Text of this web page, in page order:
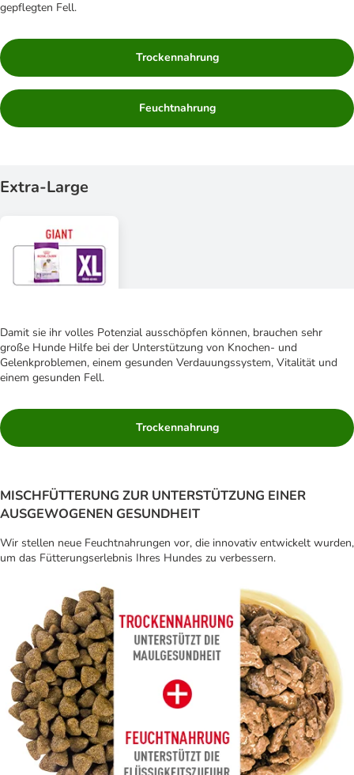
gepflegten Fell.
Trockennahrung
Feuchtnahrung
Extra-Large
Damit sie ihr volles Potenzial ausschöpfen können, brauchen sehr
große Hunde Hilfe bei der Unterstützung von Knochen- und
Gelenkproblemen, einem gesunden Verdauungssystem, Vitalität und
einem gesunden Fell.
Trockennahrung
MISCHFÜTTERUNG ZUR UNTERSTÜTZUNG EINER
AUSGEWOGENEN GESUNDHEIT
Wir stellen neue Feuchtnahrungen vor, die innovativ entwickelt wurden,
um das Fütterungserlebnis Ihres Hundes zu verbessern.